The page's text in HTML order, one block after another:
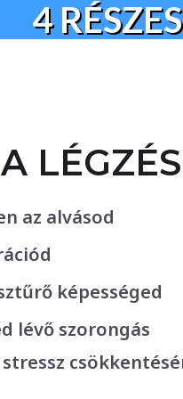
4
az alvásod
képességed
lévő szorongás